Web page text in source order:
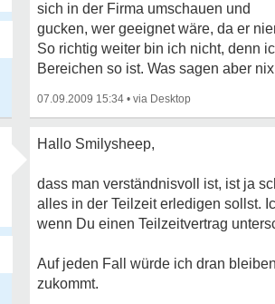
sich in der Firma umschauen und
gucken, wer geeignet wäre, da er
So richtig weiter bin ich nicht, denn
Bereichen so ist. Was sagen aber
07.09.2009 15:34 •
Hallo Smilysheep,
dass man verständnisvoll ist, ist ja
alles in der Teilzeit erledigen sollst.
wenn Du einen Teilzeitvertrag
Auf jeden Fall würde ich dran
zukommt.